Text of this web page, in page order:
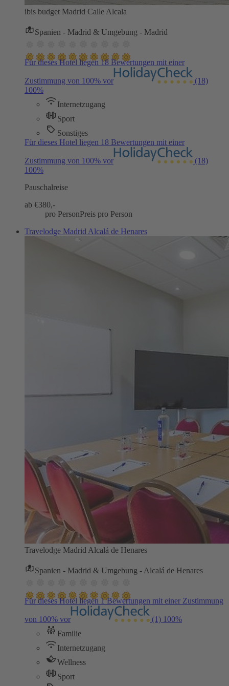
ibis budget Madrid Calle Alcala
Spanien - Madrid & Umgebung - Madrid
Für dieses Hotel liegen 18 Bewertungen mit einer
Zustimmung von 100% vor
(18)
100%
Internetzugang
Sport
Sonstiges
Für dieses Hotel liegen 18 Bewertungen mit einer
Zustimmung von 100% vor
(18)
100%
Pauschalreise
ab €380,-
pro PersonPreis pro Person
Travelodge Madrid Alcalá de Henares
Travelodge Madrid Alcalá de Henares
Spanien - Madrid & Umgebung - Alcalá de Henares
Für dieses Hotel liegen 1 Bewertungen mit einer Zustimmung
von 100% vor (1) 100%
Familie
Internetzugang
Wellness
Sport